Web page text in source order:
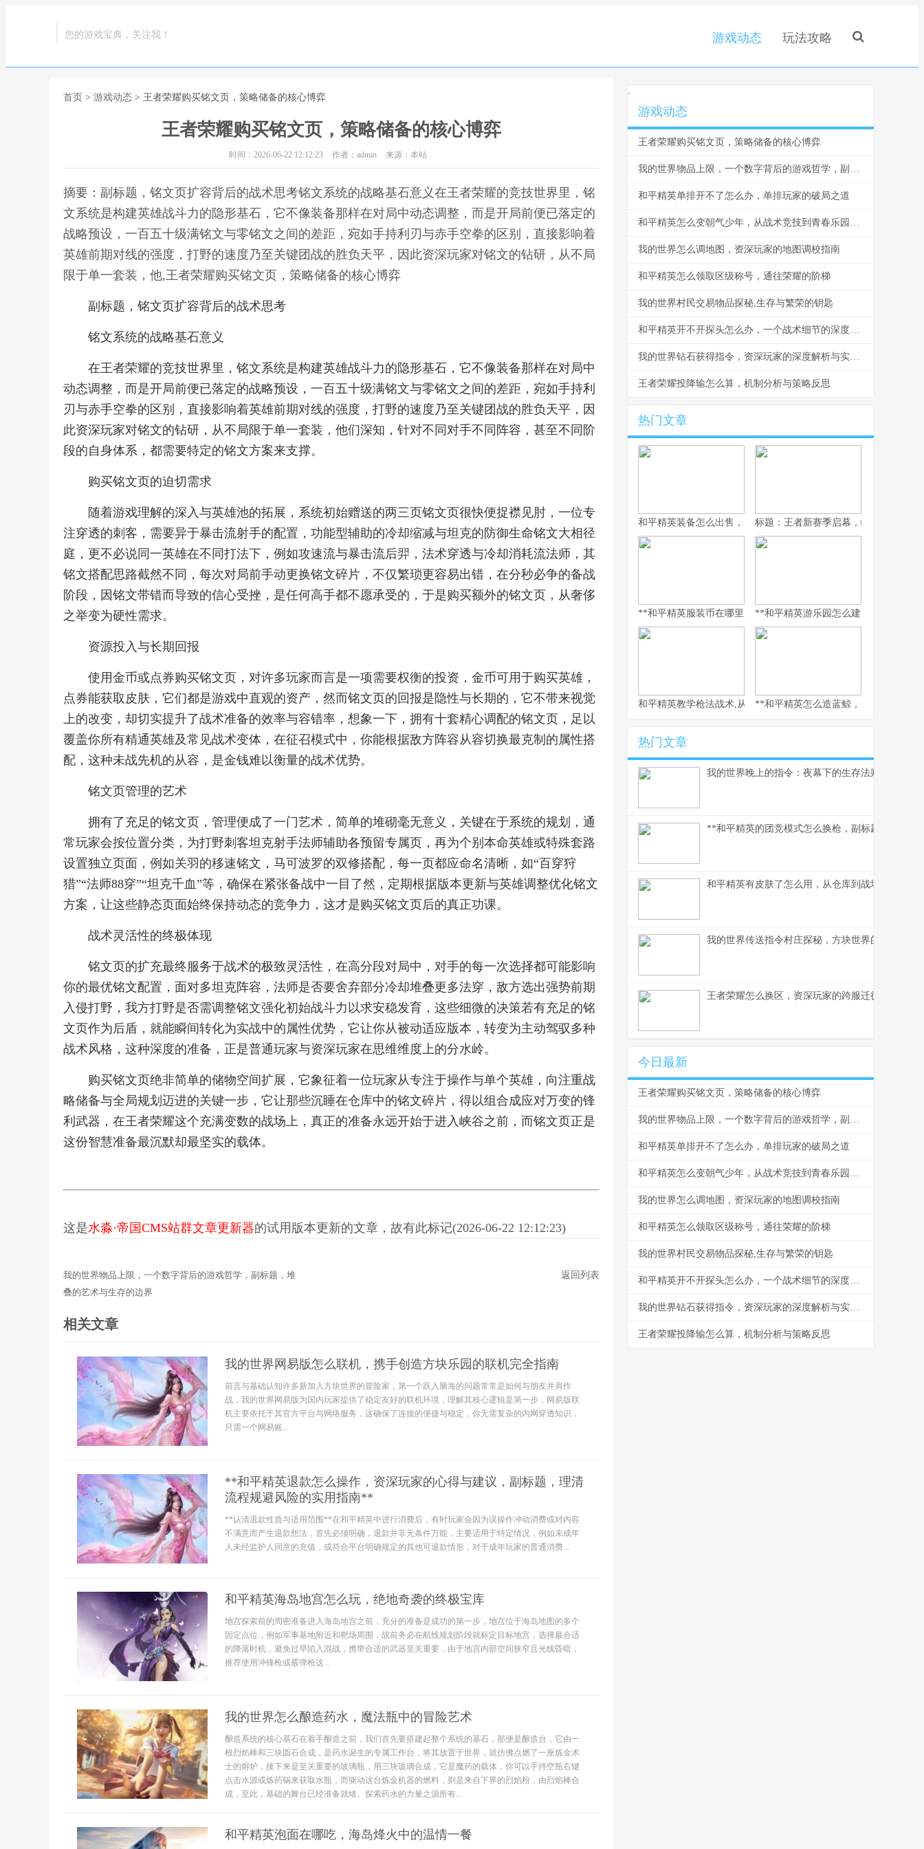
您的游戏宝典，关注我！ 游戏动态 玩法攻略
首页 > 游戏动态 > 王者荣耀购买铭文页，策略储备的核心博弈
王者荣耀购买铭文页，策略储备的核心博弈
时间：2026-06-22 12:12:23 作者：admin 来源：本站
摘要：副标题，铭文页扩容背后的战术思考铭文系统的战略基石意义在王者荣耀的竞技世界里，铭
文系统是构建英雄战斗力的隐形基石，它不像装备那样在对局中动态调整，而是开局前便已落定的
战略预设，一百五十级满铭文与零铭文之间的差距，宛如手持利刃与赤手空拳的区别，直接影响着
英雄前期对线的强度，打野的速度乃至关键团战的胜负天平，因此资深玩家对铭文的钻研，从不局
限于单一套装，他,王者荣耀购买铭文页，策略储备的核心博弈
副标题，铭文页扩容背后的战术思考
铭文系统的战略基石意义
在王者荣耀的竞技世界里，铭文系统是构建英雄战斗力的隐形基石，它不像装备那样在对局中
动态调整，而是开局前便已落定的战略预设，一百五十级满铭文与零铭文之间的差距，宛如手持利
刃与赤手空拳的区别，直接影响着英雄前期对线的强度，打野的速度乃至关键团战的胜负天平，因
此资深玩家对铭文的钻研，从不局限于单一套装，他们深知，针对不同对手不同阵容，甚至不同阶
段的自身体系，都需要特定的铭文方案来支撑。
购买铭文页的迫切需求
随着游戏理解的深入与英雄池的拓展，系统初始赠送的两三页铭文页很快便捉襟见肘，一位专
注穿透的刺客，需要异于暴击流射手的配置，功能型辅助的冷却缩减与坦克的防御生命铭文大相径
庭，更不必说同一英雄在不同打法下，例如攻速流与暴击流后羿，法术穿透与冷却消耗流法师，其
铭文搭配思路截然不同，每次对局前手动更换铭文碎片，不仅繁琐更容易出错，在分秒必争的备战
阶段，因铭文带错而导致的信心受挫，是任何高手都不愿承受的，于是购买额外的铭文页，从奢侈
之举变为硬性需求。
资源投入与长期回报
使用金币或点券购买铭文页，对许多玩家而言是一项需要权衡的投资，金币可用于购买英雄，
点券能获取皮肤，它们都是游戏中直观的资产，然而铭文页的回报是隐性与长期的，它不带来视觉
上的改变，却切实提升了战术准备的效率与容错率，想象一下，拥有十套精心调配的铭文页，足以
覆盖你所有精通英雄及常见战术变体，在征召模式中，你能根据敌方阵容从容切换最克制的属性搭
配，这种未战先机的从容，是金钱难以衡量的战术优势。
铭文页管理的艺术
拥有了充足的铭文页，管理便成了一门艺术，简单的堆砌毫无意义，关键在于系统的规划，通
常玩家会按位置分类，为打野刺客坦克射手法师辅助各预留专属页，再为个别本命英雄或特殊套路
设置独立页面，例如关羽的移速铭文，马可波罗的双修搭配，每一页都应命名清晰，如“百穿狩
猎”“法师88穿”“坦克千血”等，确保在紧张备战中一目了然，定期根据版本更新与英雄调整优化铭文
方案，让这些静态页面始终保持动态的竞争力，这才是购买铭文页后的真正功课。
战术灵活性的终极体现
铭文页的扩充最终服务于战术的极致灵活性，在高分段对局中，对手的每一次选择都可能影响
你的最优铭文配置，面对多坦克阵容，法师是否要舍弃部分冷却堆叠更多法穿，敌方选出强势前期
入侵打野，我方打野是否需调整铭文强化初始战斗力以求安稳发育，这些细微的决策若有充足的铭
文页作为后盾，就能瞬间转化为实战中的属性优势，它让你从被动适应版本，转变为主动驾驭多种
战术风格，这种深度的准备，正是普通玩家与资深玩家在思维维度上的分水岭。
购买铭文页绝非简单的储物空间扩展，它象征着一位玩家从专注于操作与单个英雄，向注重战
略储备与全局规划迈进的关键一步，它让那些沉睡在仓库中的铭文碎片，得以组合成应对万变的锋
利武器，在王者荣耀这个充满变数的战场上，真正的准备永远开始于进入峡谷之前，而铭文页正是
这份智慧准备最沉默却最坚实的载体。
这是水淼·帝国CMS站群文章更新器的试用版本更新的文章，故有此标记(2026-06-22 12:12:23)
我的世界物品上限，一个数字背后的游戏哲学，副标题，堆
叠的艺术与生存的边界
返回列表
相关文章
我的世界网易版怎么联机，携手创造方块乐园的联机完全指南
前言与基础认知许多新加入方块世界的冒险家，第一个跃入脑海的问题常常是如何与朋友并肩作
战，我的世界网易版为国内玩家提供了稳定友好的联机环境，理解其核心逻辑是第一步，网易版联
机主要依托于其官方平台与网络服务，这确保了连接的便捷与稳定，你无需复杂的内网穿透知识，
只需一个网易账...
**和平精英退款怎么操作，资深玩家的心得与建议，副标题，理清
流程规避风险的实用指南**
**认清退款性质与适用范围**在和平精英中进行消费后，有时玩家会因为误操作冲动消费或对内容
不满意而产生退款想法，首先必须明确，退款并非无条件万能，主要适用于特定情况，例如未成年
人未经监护人同意的充值，或符合平台明确规定的其他可退款情形，对于成年玩家的普通消费...
和平精英海岛地宫怎么玩，绝地奇袭的终极宝库
地宫探索前的周密准备进入海岛地宫之前，充分的准备是成功的第一步，地宫位于海岛地图的多个
固定点位，例如军事基地附近和靶场周围，战前务必在航线规划阶段就标定目标地宫，选择最合适
的降落时机，避免过早陷入混战，携带合适的武器至关重要，由于地宫内部空间狭窄且光线昏暗，
推荐使用冲锋枪或霰弹枪这...
我的世界怎么酿造药水，魔法瓶中的冒险艺术
酿造系统的核心基石在着手酿造之前，我们首先要搭建起整个系统的基石，那便是酿造台，它由一
根烈焰棒和三块圆石合成，是药水诞生的专属工作台，将其放置于世界，就仿佛点燃了一座炼金术
士的熔炉，接下来是至关重要的玻璃瓶，用三块玻璃合成，它是魔药的载体，你可以手持空瓶右键
点击水源或炼药锅来获取水瓶，而驱动这台炼金机器的燃料，则是来自下界的烈焰粉，由烈焰棒合
成，至此，基础的舞台已经准备就绪。探索药水的力量之源所有...
和平精英泡面在哪吃，海岛烽火中的温情一餐
.
游戏动态
王者荣耀购买铭文页，策略储备的核心博弈
我的世界物品上限，一个数字背后的游戏哲学，副标题，堆叠的艺术与生存的边界
和平精英单排开不了怎么办，单排玩家的破局之道
和平精英怎么变朝气少年，从战术竞技到青春乐园的蜕变
我的世界怎么调地图，资深玩家的地图调校指南
和平精英怎么领取区级称号，通往荣耀的阶梯
我的世界村民交易物品探秘,生存与繁荣的钥匙
和平精英开不开探头怎么办，一个战术细节的深度剖析
我的世界钻石获得指令，资深玩家的深度解析与实用指南，副标题，探索指令背后的游戏哲学
王者荣耀投降输怎么算，机制分析与策略反思
热门文章
和平精英装备怎么出售，资深玩家的交易谋略副标题，虚拟战场的
标题：王者新赛季启幕，峡谷变革与玩
**和平精英服装币在哪里用，老兵的时尚购物指南，副标题，揭秘
**和平精英游乐园怎么建：从虚拟战场
和平精英教学枪法战术,从新手到战神的心路历程
**和平精英怎么造蓝鲸，一场虚拟海洋
热门文章
我的世界晚上的指令：夜幕下的生存法则
**和平精英的团竞模式怎么换枪，副标题为短兵相
和平精英有皮肤了怎么用，从仓库到战场的战术美
我的世界传送指令村庄探秘，方块世界的瞬间移
王者荣耀怎么换区，资深玩家的跨服迁徙指南，副
今日最新
王者荣耀购买铭文页，策略储备的核心博弈
我的世界物品上限，一个数字背后的游戏哲学，副标题，堆叠的艺术与生存的边界
和平精英单排开不了怎么办，单排玩家的破局之道
和平精英怎么变朝气少年，从战术竞技到青春乐园的蜕变
我的世界怎么调地图，资深玩家的地图调校指南
和平精英怎么领取区级称号，通往荣耀的阶梯
我的世界村民交易物品探秘,生存与繁荣的钥匙
和平精英开不开探头怎么办，一个战术细节的深度剖析
我的世界钻石获得指令，资深玩家的深度解析与实用指南，副标题，探索指令背后的游戏哲学
王者荣耀投降输怎么算，机制分析与策略反思